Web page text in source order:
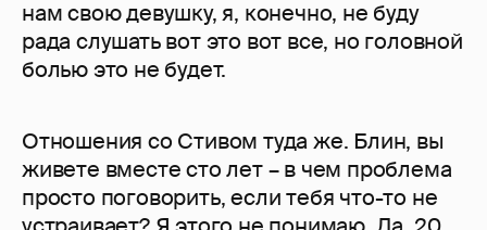
нам свою девушку, я, конечно, не буду
рада слушать вот это вот все, но головной
болью это не будет.
Отношения со Стивом туда же. Блин, вы
живете вместе сто лет – в чем проблема
просто поговорить, если тебя что-то не